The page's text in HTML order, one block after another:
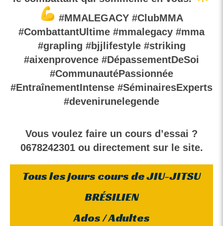
#MMALEGACY #ClubMMA
#CombattantUltime #mmalegacy #mma
#grapling #bjjlifestyle #striking
#aixenprovence #DépassementDeSoi
#CommunautéPassionnée
#EntraînementIntense #SéminairesExperts
#devenirunelegende
Vous voulez faire un cours d’essai ?
0678242301 ou directement sur le site.
Tous les jours cours de JIU-JITSU
BRÉSILIEN
Ados / Adultes